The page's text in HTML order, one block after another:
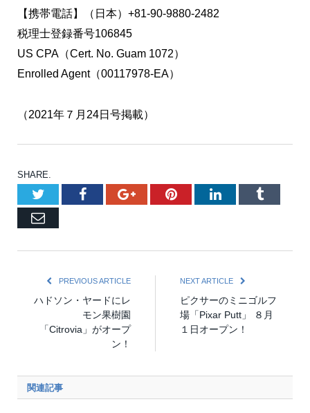
【携帯電話】（日本）+81-90-9880-2482
税理士登録番号106845
US CPA（Cert. No. Guam 1072）
Enrolled Agent（00117978-EA）
（2021年７月24日号掲載）
SHARE.
TwitterFacebookGoogle+PinterestLinkedInTumblr
Email
PREVIOUS ARTICLE
ハドソン・ヤードにレ
モン果樹園
「Citrovia」がオープ
ン！
NEXT ARTICLE
ピクサーのミニゴルフ
場「Pixar Putt」 ８月
１日オープン！
関連記事